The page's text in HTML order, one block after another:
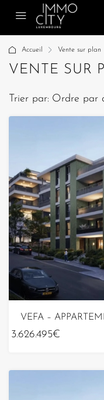
Accueil Vente sur plan
VENTE SUR
Trier par: Ordre par
VEFA –
3.626.495€